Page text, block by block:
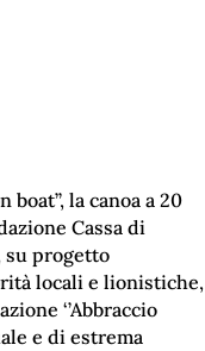
la canoa a 20
Cassa di
su progetto
locali e lionistiche,
‘’Abbraccio
e di estrema